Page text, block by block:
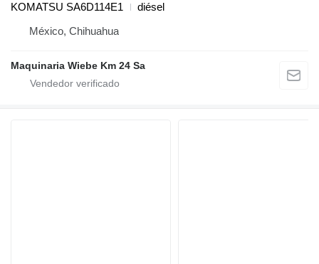
KOMATSU SA6D114E1
diésel
México, Chihuahua
Maquinaria Wiebe Km 24 Sa